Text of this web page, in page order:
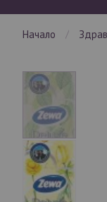
начало
Преминете
към
края
галерията
на
изображенията